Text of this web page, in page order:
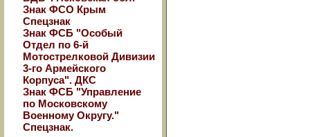
Знак ФСО Крым
Спецзнак
Знак ФСБ "Особый
Отдел по 6-й
Мотострелковой Дивизии
3-го Армейского
Корпуса". ДКС
Знак ФСБ "Управление
по Московскому
Военному Округу."
Спецзнак.